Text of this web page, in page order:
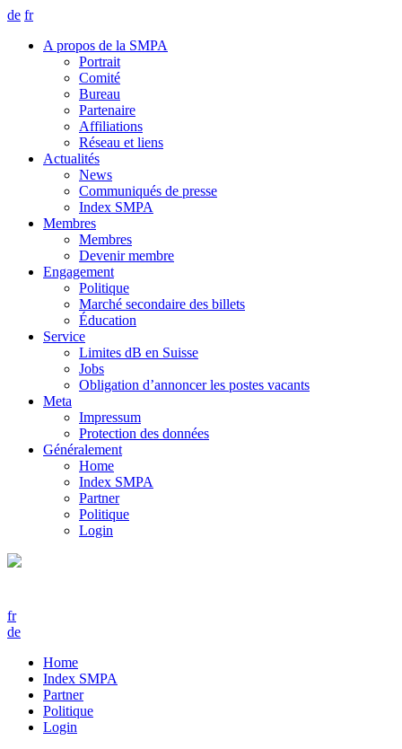
de fr
A propos de la SMPA
Portrait
Comité
Bureau
Partenaire
Affiliations
Réseau et liens
Actualités
News
Communiqués de presse
Index SMPA
Membres
Membres
Devenir membre
Engagement
Politique
Marché secondaire des billets
Éducation
Service
Limites dB en Suisse
Jobs
Obligation d’annoncer les postes vacants
Meta
Impressum
Protection des données
Généralement
Home
Index SMPA
Partner
Politique
Login
fr
de
Home
Index SMPA
Partner
Politique
Login